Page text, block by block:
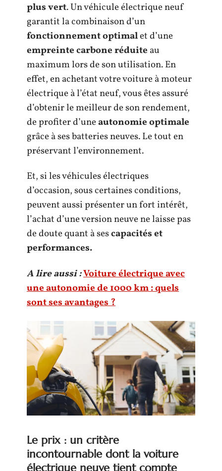
plus vert. Un véhicule électrique neuf
garantit la combinaison d’un
fonctionnement optimalet d’une
empreinte carbone réduite au
maximum lors de son utilisation. En
effet, en achetant votre voiture à moteur
électrique à l’état neuf, vous êtes assuré
d’obtenir le meilleur de son rendement,
de profiter d’uneautonomie optimale
grâce à ses batteries neuves. Le tout en
préservant l’environnement.
Et, si les véhicules électriques
d’occasion, sous certaines conditions,
peuvent aussi présenter un fort intérêt,
l’achat d’une version neuve ne laisse pas
de doute quant à sescapacités et
performances.
A lire aussi :Voiture électrique avec
une autonomie de 1000 km : quels
sont ses avantages ?
Le prix : un critère
incontournable dont la voiture
électrique neuve tient compte